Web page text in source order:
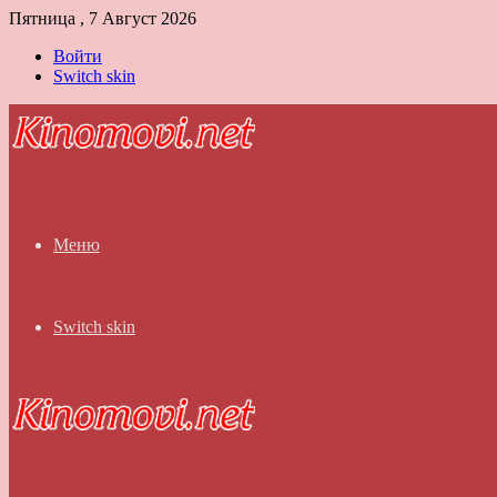
Пятница , 7 Август 2026
Войти
Switch skin
Меню
Switch skin